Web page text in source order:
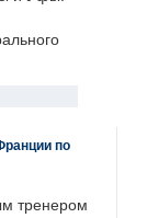
по
тренером